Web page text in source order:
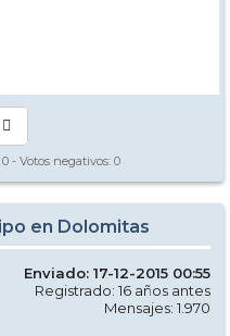
0 - Votos negativos: 0
en Dolomitas
Enviado: 17-12-2015 00:55
Registrado: 16 años antes
Mensajes: 1.970